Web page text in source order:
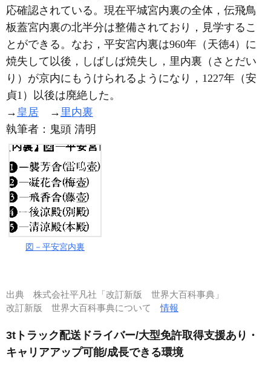
応確認されている。現在平城宮内裏の全体，伝飛鳥
板蓋宮内裏の北半分は整備されており，見学するこ
とができる。なお，平安宮内裏は960年（天徳4）に
焼失して以後，しばしば焼失し，里内裏（さとだい
り）が京内にもうけられるようになり，1227年（安
貞1）以後は廃絶した。
→ 皇居 → 里内裏
執筆者： 鬼頭 清明
図－平安宮内裏
出典 株式会社平凡社「改訂新版 世界大百科事典」
改訂新版 世界大百科事典について情報
3tトラック配送ドライバー/大型免許取得支援あり・
キャリアアップ可能/成長できる環境